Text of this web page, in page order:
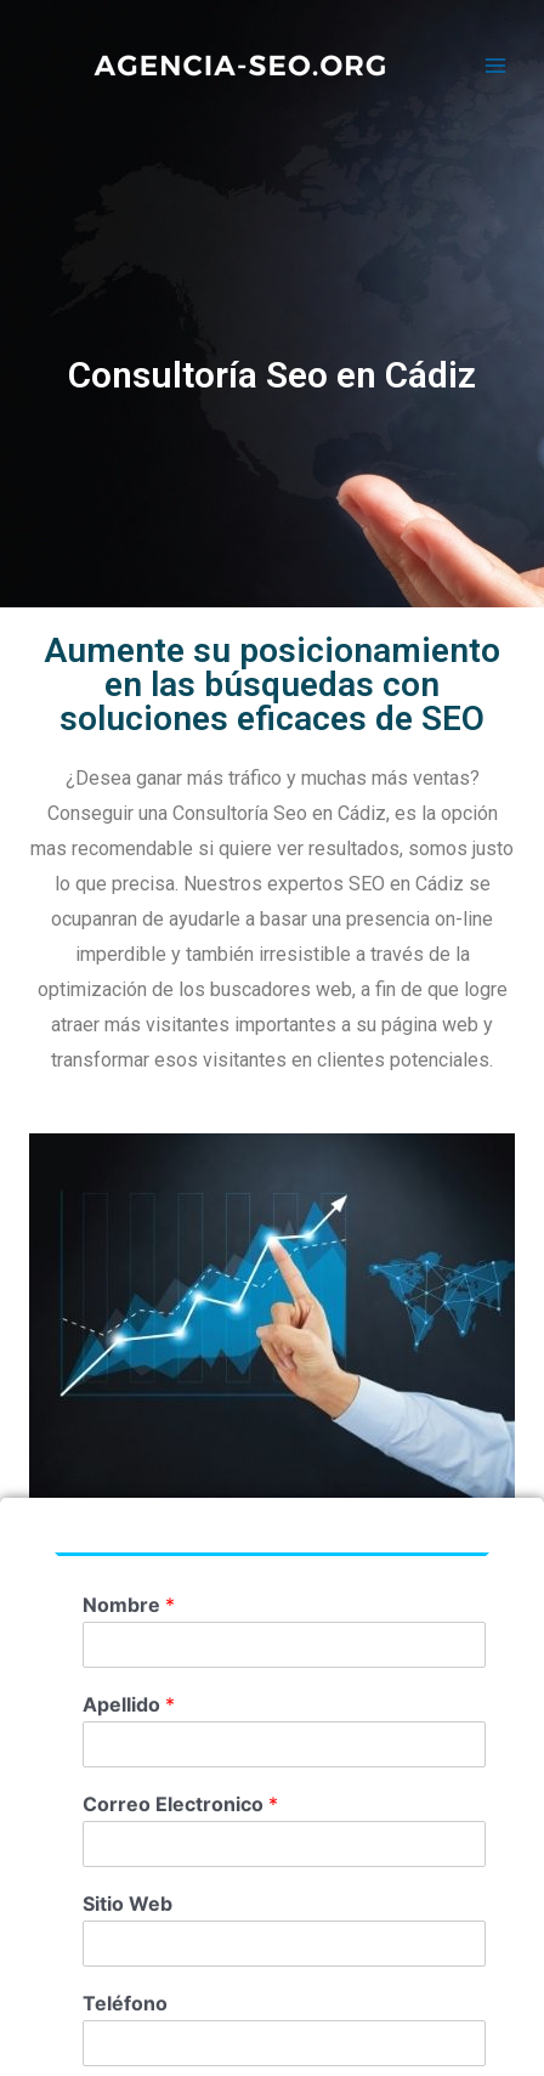
Consultoría Seo en Cádiz
Aumente su posicionamiento
en las búsquedas con
soluciones eficaces de SEO
¿Desea ganar más tráfico y muchas más ventas?
Conseguir una Consultoría Seo en Cádiz, es la opción
mas recomendable si quiere ver resultados, somos justo
lo que precisa. Nuestros expertos SEO en Cádiz se
ocupanran de ayudarle a basar una presencia on-line
imperdible y también irresistible a través de la
optimización de los buscadores web, a fin de que logre
atraer más visitantes importantes a su página web y
transformar esos visitantes en clientes potenciales.
Nombre *
Apellido *
Correo Electronico *
Sitio Web
Teléfono